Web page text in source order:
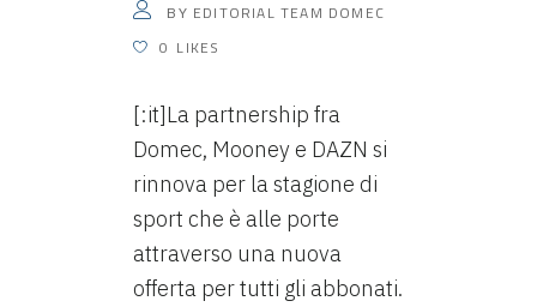
BY EDITORIAL TEAM DOMEC
0 LIKES
[:it]La partnership fra
Domec, Mooney e DAZN si
rinnova per la stagione di
sport che è alle porte
attraverso una nuova
offerta per tutti gli abbonati.